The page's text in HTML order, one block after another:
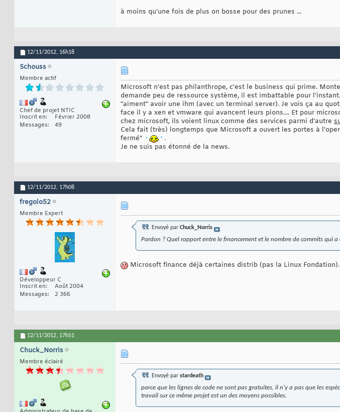
à moins qu'une fois de plus on bosse pour des prunes ...
12/11/2012, 16h18
Schouss
Membre actif
Chef de projet NTIC
Inscrit en
Février 2008
Messages
49
Microsoft n'est pas philanthrope, c'est le business qui prime.
demande peu de ressource système, il est imbattable pour
"aiment" avoir une ihm (avec un terminal server). Je vois ça au
face il y a xen et vmware qui avancent leurs pions.... Et pour
chez microsoft, ils voient linux comme des services parmi d'autre
Cela fait (très) longtemps que Microsoft a ouvert les portes à
fermé"
.
Je ne suis pas étonné de la news.
12/11/2012, 17h08
fregolo52
Membre Expert
Développeur C
Inscrit en
Août 2004
Messages
2 366
Envoyé par Chuck_Norris
Pardon ? Quel rapport entre le financement et le nombre de commits qui
Microsoft finance déjà certaines distrib (pas la Linux Fondation).
12/11/2012, 17h51
Chuck_Norris
Membre éclairé
Envoyé par stardeath
parce que les lignes de code ne sont pas gratuites, il n'y a pas que les
travail sur ce même projet est un des moyens possibles.